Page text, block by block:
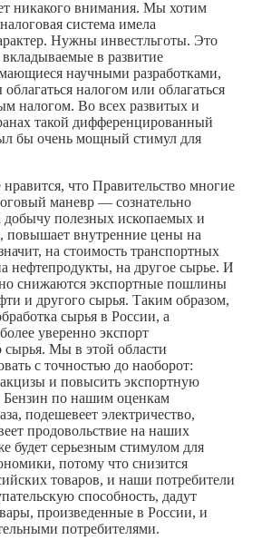
никакого внимания. Мы хотим
система имела
Нужны инвестльготы. Это
вкладываемые в развитие
научными разработками,
налогом или облагаться
налогом. Во всех развитых и
такой дифференцированный
бы очень мощный стимул для
что Правительство многие
маневр — сознательно
полезных ископаемых и
повышает внутренние цены на
на стоимость транспортных
нефтепродукты, на другое сырье. И
снижаются экспортные пошлины
и другого сырья. Таким образом,
сырья в России, а
уверенно экспорт
сырья. Мы в этой области
с точностью до наоборот:
и повысить экспортную
по нашим оценкам
подешевеет электричество,
продовольствие на наших
будет серьезным стимулом для
потому что снизится
товаров, и наши потребители
способность, дадут
произведенные в России, и
потребителями.